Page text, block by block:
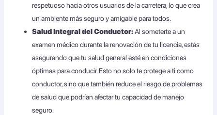
respetuoso hacia otros usuarios de la carretera, lo que crea
un ambiente más seguro y amigable para todos.
Salud Integral del Conductor:Al someterte a un
examen médico durante la renovación de tu licencia, estás
asegurando que tu salud general esté en condiciones
óptimas para conducir. Esto no solo te protege a ti como
conductor, sino que también reduce el riesgo de problemas
de salud que podrían afectar tu capacidad de manejo
seguro.